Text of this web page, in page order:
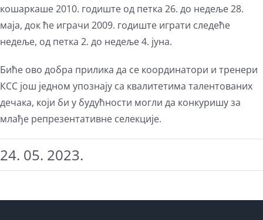
кошаркаше 2010. годиште од петка 26. до недеље 28.
маја, док ће играчи 2009. годиште играти следеће
недеље, од петка 2. до недеље 4. јуна.
Биће ово добра прилика да се координатори и тренери
КСС још једном упознају са квалитетима талентованих
дечака, који би у будућности могли да конкуришу за
млађе репрезентативне селекције.
24. 05. 2023.